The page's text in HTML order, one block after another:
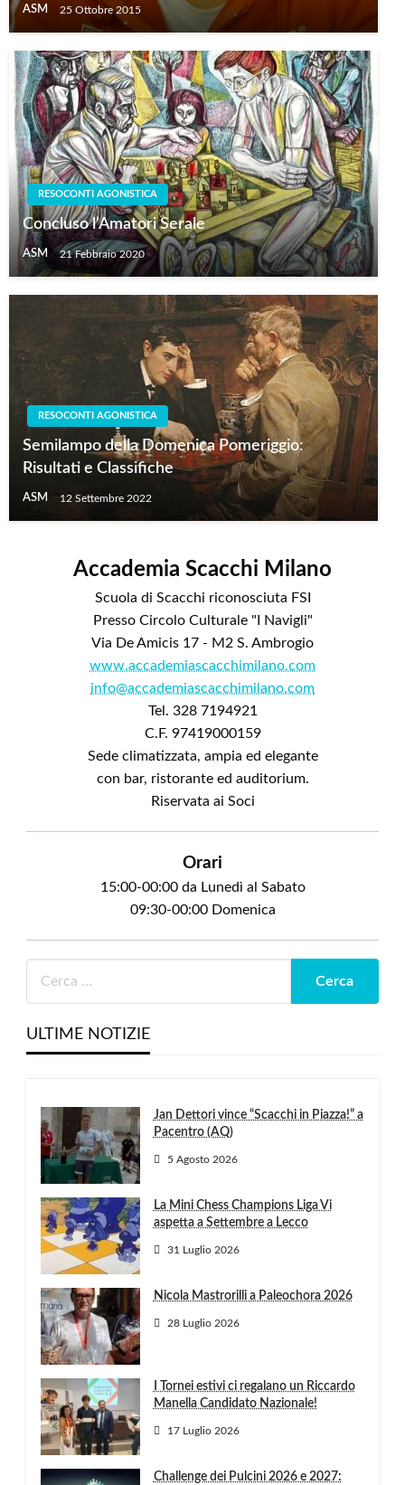
ASM 25 Ottobre 2015
RESOCONTI AGONISTICA
Concluso l’Amatori Serale
ASM 21 Febbraio 2020
RESOCONTI AGONISTICA
Semilampo della Domenica Pomeriggio:
Risultati e Classifiche
ASM 12 Settembre 2022
Accademia Scacchi Milano
Scuola di Scacchi riconosciuta FSI
Presso Circolo Culturale "I Navigli"
Via De Amicis 17 - M2 S. Ambrogio
www.accademiascacchimilano.com
info@accademiascacchimilano.com
Tel. 328 7194921
C.F. 97419000159
Sede climatizzata, ampia ed elegante
con bar, ristorante ed auditorium.
Riservata ai Soci
Orari
15:00-00:00 da Lunedì al Sabato
09:30-00:00 Domenica
ULTIME NOTIZIE
Jan Dettori vince “Scacchi in Piazza!” a
Pacentro (AQ)
5 Agosto 2026
La Mini Chess Champions Liga Vi
aspetta a Settembre a Lecco
31 Luglio 2026
Nicola Mastrorilli a Paleochora 2026
28 Luglio 2026
I Tornei estivi ci regalano un Riccardo
Manella Candidato Nazionale!
17 Luglio 2026
Challenge dei Pulcini 2026 e 2027: